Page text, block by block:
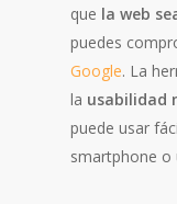
que la web
puedes
Google. La
la usabilidad
puede usar
smartphone o